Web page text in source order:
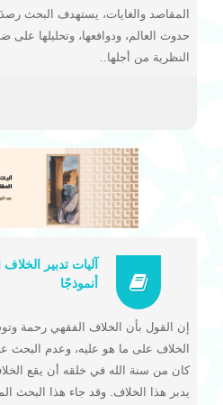
المقاصد والغايات، يستهدف البحث
حدوث العالم، ودوافعها، وتحليلها
النظرية من أجلها..
آليات تدبير
أنموذجًا
إن القول بأن الخلاف الفقهي رحمة
الخلاف على ما هو عليه، وعدم البحث
كان من سنة الله في خلقه أن يقع
يدبر هذا الخلاف. وقد جاء هذا البحث